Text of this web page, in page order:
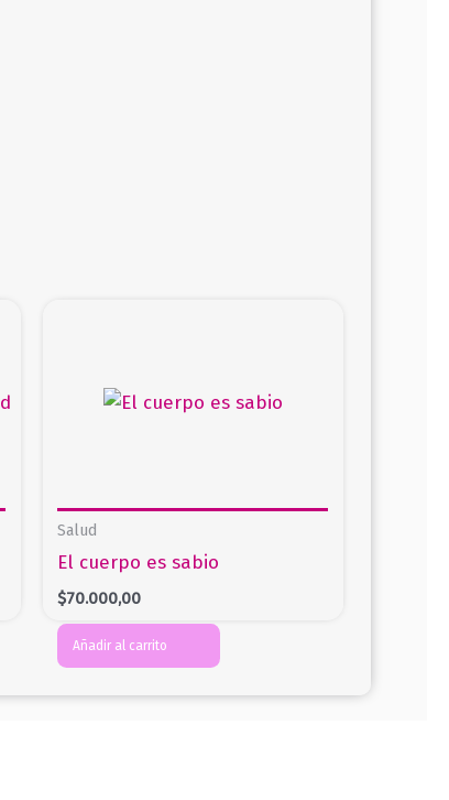
Salud
El cuerpo es sabio
$70.000,00
Añadir al carrito